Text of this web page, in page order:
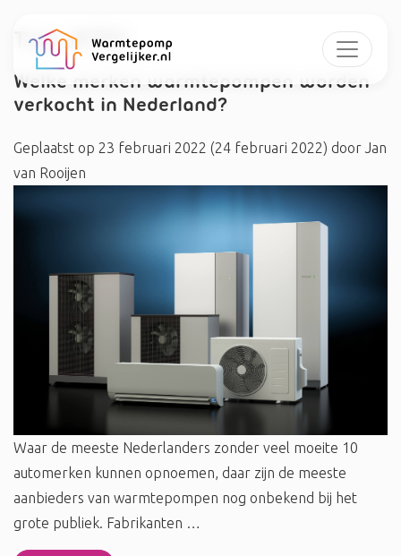
Tag:#TEC
Welke merken warmtepompen worden
verkocht in Nederland?
Geplaatst op 23 februari 2022 (24 februari 2022) door Jan
van Rooijen
Waar de meeste Nederlanders zonder veel moeite 10
automerken kunnen opnoemen, daar zijn de meeste
aanbieders van warmtepompen nog onbekend bij het
grote publiek. Fabrikanten …